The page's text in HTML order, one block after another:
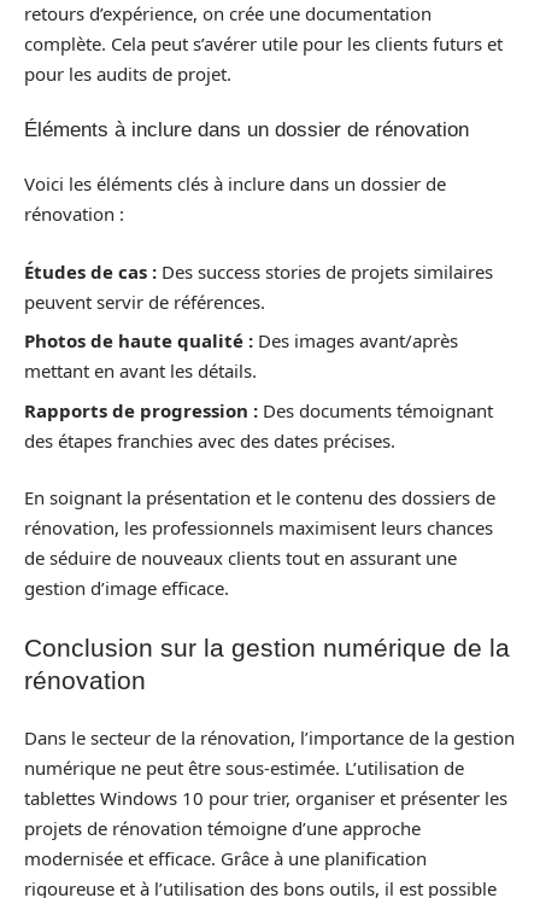
retours d’expérience, on crée une documentation
complète. Cela peut s’avérer utile pour les clients futurs et
pour les audits de projet.
Éléments à inclure dans un dossier de rénovation
Voici les éléments clés à inclure dans un dossier de
rénovation :
Études de cas : Des success stories de projets similaires
peuvent servir de références.
Photos de haute qualité : Des images avant/après
mettant en avant les détails.
Rapports de progression : Des documents témoignant
des étapes franchies avec des dates précises.
En soignant la présentation et le contenu des dossiers de
rénovation, les professionnels maximisent leurs chances
de séduire de nouveaux clients tout en assurant une
gestion d’image efficace.
Conclusion sur la gestion numérique de la
rénovation
Dans le secteur de la rénovation, l’importance de la gestion
numérique ne peut être sous-estimée. L’utilisation de
tablettes Windows 10 pour trier, organiser et présenter les
projets de rénovation témoigne d’une approche
modernisée et efficace. Grâce à une planification
rigoureuse et à l’utilisation des bons outils, il est possible